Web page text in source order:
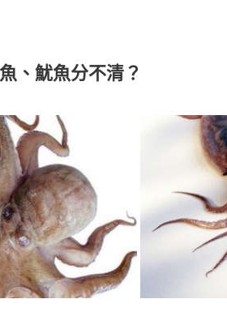
、魷魚分不清？